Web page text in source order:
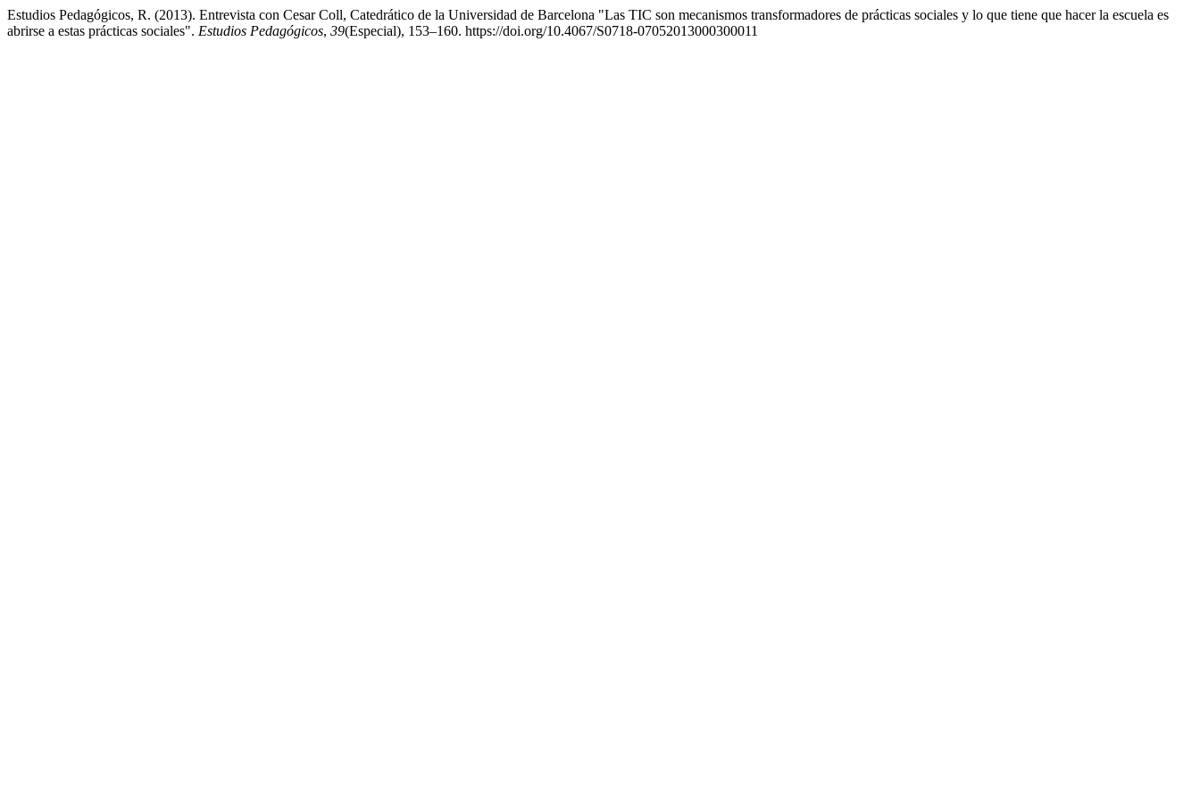
Estudios Pedagógicos, R. (2013). Entrevista con Cesar Coll, Catedrático de la Universidad de Barcelona "Las TIC son mecanismos transformadores de prácticas sociales y lo que tiene que hacer la escuela es
abrirse a estas prácticas sociales". Estudios Pedagógicos, 39(Especial), 153–160. https://doi.org/10.4067/S0718-07052013000300011